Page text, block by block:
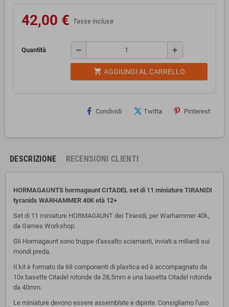
42,00 € Tasse incluse
Quantità remove add
shopping_cart AGGIUNGI AL CARRELLO
Condividi Twitta Pinterest
DESCRIZIONE RECENSIONI CLIENTI
HORMAGAUNTS hormagaunt CITADEL set di 11 miniature TIRANIDI
tyranids WARHAMMER 40K età 12+
Set di 11 miniature HORMAGAUNT dei Tiranidi, per Warhammer 40k,
da Games Workshop.
Gli Hormagaunt sono truppe d'assalto sciamanti, inviati a miliardi sui
mondi preda.
Il kit è formato da 68 componenti di plastica ed è accompagnato da
10x basette Citadel rotonde da 28,5mm e una basetta Citadel rotonda
da 40mm.
Le miniature devono essere assemblate e dipinte. Consigliamo l'uso